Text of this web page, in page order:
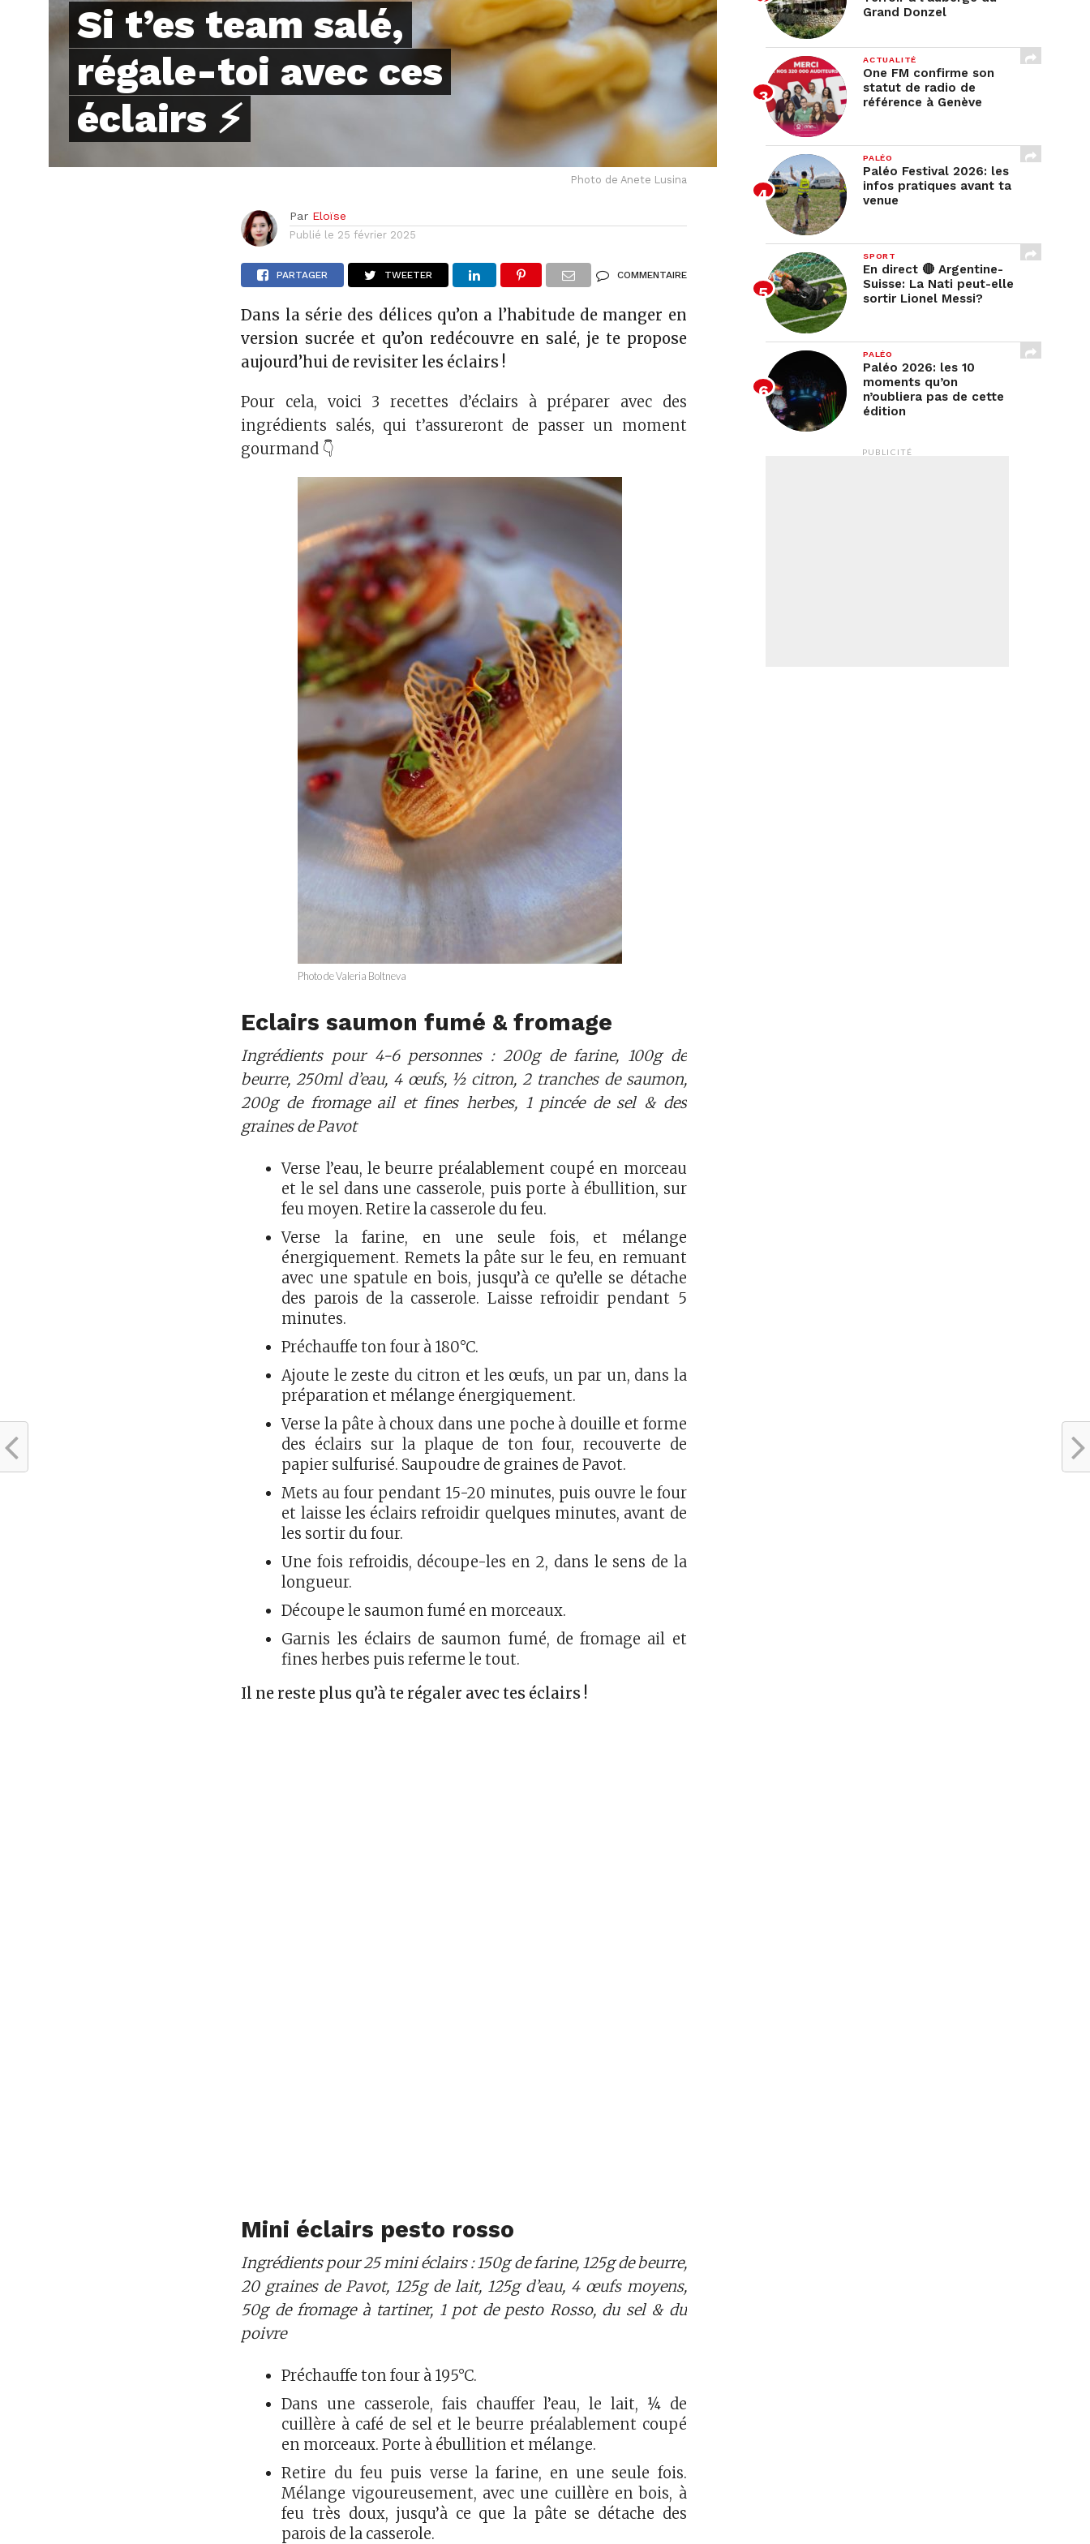
Si t’es team salé,
régale-toi avec ces
éclairs ⚡
Photo de Anete Lusina
Par Eloïse
Publié le 25 février 2025
PARTAGER TWEETER COMMENTAIRE
Dans la série des délices qu’on a l’habitude de manger en
version sucrée et qu’on redécouvre en salé, je te propose
aujourd’hui de revisiter les éclairs !
Pour cela, voici 3 recettes d’éclairs à préparer avec des
ingrédients salés, qui t’assureront de passer un moment
gourmand 👇
Photo de Valeria Boltneva
Eclairs saumon fumé & fromage
Ingrédients pour 4-6 personnes : 200g de farine, 100g de
beurre, 250ml d’eau, 4 œufs, ½ citron, 2 tranches de saumon,
200g de fromage ail et fines herbes, 1 pincée de sel & des
graines de Pavot
Verse l’eau, le beurre préalablement coupé en morceau
et le sel dans une casserole, puis porte à ébullition, sur
feu moyen. Retire la casserole du feu.
Verse la farine, en une seule fois, et mélange
énergiquement. Remets la pâte sur le feu, en remuant
avec une spatule en bois, jusqu’à ce qu’elle se détache
des parois de la casserole. Laisse refroidir pendant 5
minutes.
Préchauffe ton four à 180°C.
Ajoute le zeste du citron et les œufs, un par un, dans la
préparation et mélange énergiquement.
Verse la pâte à choux dans une poche à douille et forme
des éclairs sur la plaque de ton four, recouverte de
papier sulfurisé. Saupoudre de graines de Pavot.
Mets au four pendant 15-20 minutes, puis ouvre le four
et laisse les éclairs refroidir quelques minutes, avant de
les sortir du four.
Une fois refroidis, découpe-les en 2, dans le sens de la
longueur.
Découpe le saumon fumé en morceaux.
Garnis les éclairs de saumon fumé, de fromage ail et
fines herbes puis referme le tout.
Il ne reste plus qu’à te régaler avec tes éclairs !
Mini éclairs pesto rosso
Ingrédients pour 25 mini éclairs : 150g de farine, 125g de beurre,
20 graines de Pavot, 125g de lait, 125g d’eau, 4 œufs moyens,
50g de fromage à tartiner, 1 pot de pesto Rosso, du sel & du
poivre
Préchauffe ton four à 195°C.
Dans une casserole, fais chauffer l’eau, le lait, ¼ de
cuillère à café de sel et le beurre préalablement coupé
en morceaux. Porte à ébullition et mélange.
Retire du feu puis verse la farine, en une seule fois.
Mélange vigoureusement, avec une cuillère en bois, à
feu très doux, jusqu’à ce que la pâte se détache des
parois de la casserole.
Grand Donzel
ACTUALITÉ
One FM confirme son
statut de radio de
référence à Genève
PALÉO
Paléo Festival 2026: les
infos pratiques avant ta
venue
SPORT
En direct 🔴 Argentine-
Suisse: La Nati peut-elle
sortir Lionel Messi?
PALÉO
Paléo 2026: les 10
moments qu’on
n’oubliera pas de cette
édition
PUBLICITÉ